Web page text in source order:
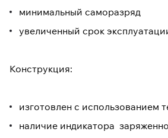
минимальный саморазряд
увеличенный срок
Конструкция:
изготовлен с использованием
наличие индикатора